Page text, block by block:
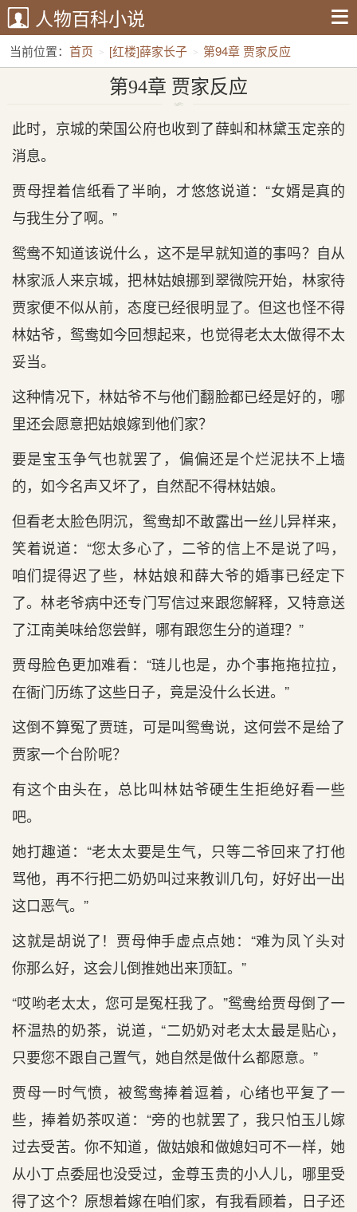
人物百科小说
当前位置： 首页 [红楼]薛家长子 第94章 贾家反应
第94章 贾家反应
此时，京城的荣国公府也收到了薛虯和林黛玉定亲的
消息。
贾母捏着信纸看了半晌，才悠悠说道：“女婿是真的
与我生分了啊。”
鸳鸯不知道该说什么，这不是早就知道的事吗？自从
林家派人来京城，把林姑娘挪到翠微院开始，林家待
贾家便不似从前，态度已经很明显了。但这也怪不得
林姑爷，鸳鸯如今回想起来，也觉得老太太做得不太
妥当。
这种情况下，林姑爷不与他们翻脸都已经是好的，哪
里还会愿意把姑娘嫁到他们家？
要是宝玉争气也就罢了，偏偏还是个烂泥扶不上墙
的，如今名声又坏了，自然配不得林姑娘。
但看老太脸色阴沉，鸳鸯却不敢露出一丝儿异样来，
笑着说道：“您太多心了，二爷的信上不是说了吗，
咱们提得迟了些，林姑娘和薛大爷的婚事已经定下
了。林老爷病中还专门写信过来跟您解释，又特意送
了江南美味给您尝鲜，哪有跟您生分的道理？”
贾母脸色更加难看：“琏儿也是，办个事拖拖拉拉，
在衙门历练了这些日子，竟是没什么长进。”
这倒不算冤了贾琏，可是叫鸳鸯说，这何尝不是给了
贾家一个台阶呢？
有这个由头在，总比叫林姑爷硬生生拒绝好看一些
吧。
她打趣道：“老太太要是生气，只等二爷回来了打他
骂他，再不行把二奶奶叫过来教训几句，好好出一出
这口恶气。”
这就是胡说了！贾母伸手虚点点她：“难为凤丫头对
你那么好，这会儿倒推她出来顶缸。”
“哎哟老太太，您可是冤枉我了。”鸳鸯给贾母倒了一
杯温热的奶茶，说道，“二奶奶对老太太最是贴心，
只要您不跟自己置气，她自然是做什么都愿意。”
贾母一时气愤，被鸳鸯捧着逗着，心绪也平复了一
些，捧着奶茶叹道：“旁的也就罢了，我只怕玉儿嫁
过去受苦。你不知道，做姑娘和做媳妇可不一样，她
从小丁点委屈也没受过，金尊玉贵的小人儿，哪里受
得了这个？原想着嫁在咱们家，有我看顾着，日子还